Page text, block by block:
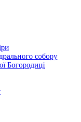
собору
Богородиці